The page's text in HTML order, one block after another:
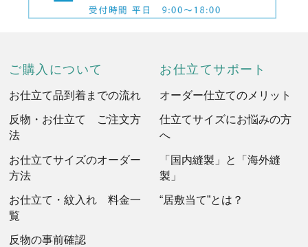
ご購入について
お仕立て品到着までの流れ
反物・お仕立て ご注文方
法
お仕立てサイズのオーダー
方法
お仕立て・紋入れ 料金一
覧
反物の事前確認
お仕立てサポート
オーダー仕立てのメリット
仕立てサイズにお悩みの方
へ
「国内縫製」と「海外縫
製」
“居敷当て”とは？